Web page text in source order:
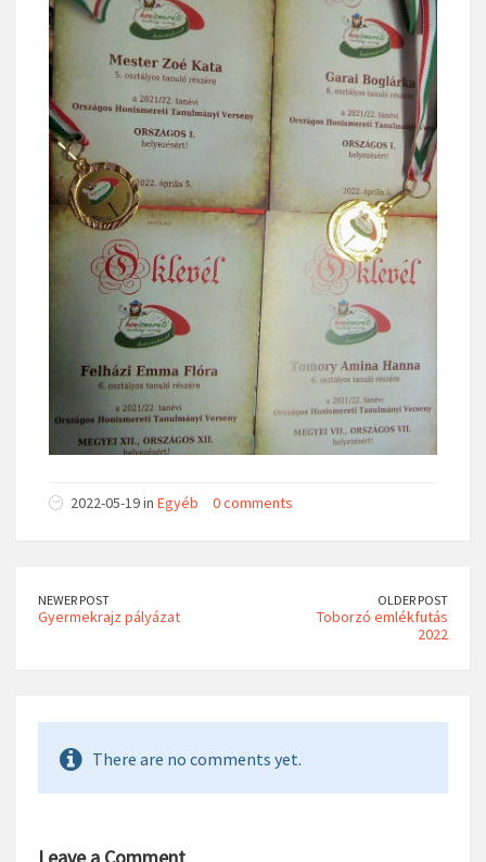
2022-05-19 in Egyéb 0 comments
NEWER POST
Gyermekrajz pályázat
OLDER POST
Toborzó emlékfutás
2022
There are no comments yet.
Leave a Comment